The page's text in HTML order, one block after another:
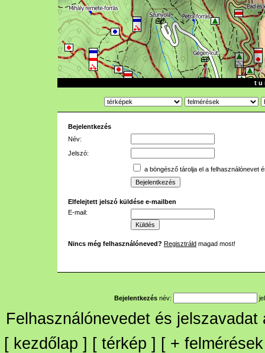
t u
Bejelentkezés
Név:
Jelszó:
a böngésző tárolja el a felhasználónevet
Elfelejtett jelszó küldése e-mailben
E-mail:
Nincs még felhasználóneved? Regisztráld magad most!
Bejelentkezés név:
Felhasználónevedet és
[ kezdőlap ] [ térkép ] [ + felmérések